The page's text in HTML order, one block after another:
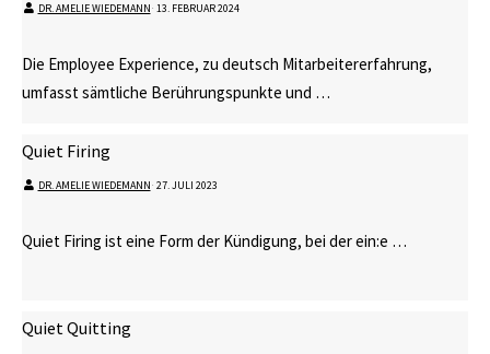
DR. AMELIE WIEDEMANN⋅ 13. FEBRUAR 2024
Die Employee Experience, zu deutsch Mitarbeitererfahrung,
umfasst sämtliche Berührungspunkte und …
Quiet Firing
DR. AMELIE WIEDEMANN⋅ 27. JULI 2023
Quiet Firing ist eine Form der Kündigung, bei der ein:e …
Quiet Quitting